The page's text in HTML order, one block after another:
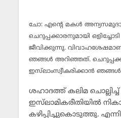
ചോ: എന്റെ മകള്‍
ചെറുപ്പക്കാരനുമായി
ജീവിക്കുന്നു.
ഞങ്ങള്‍ അറിഞ്ഞത്.
ഇസ്‌ലാംസ്വീകരിക്കാന്‍ ഞങ്ങള്‍
ശഹാദത്ത് കലിമ
ഇസ്‌ലാമികരീതിയില്‍
കഴിപ്പിച്ചുകൊടുത്തു.